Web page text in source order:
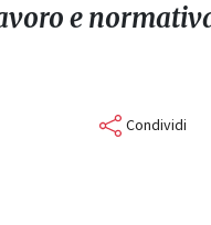
e
Condividi